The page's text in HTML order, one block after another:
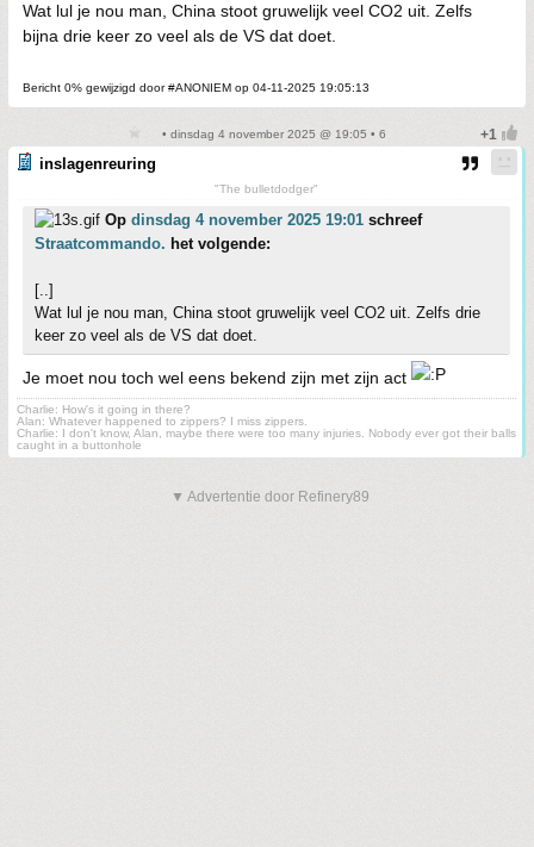
Wat lul je nou man, China stoot gruwelijk veel CO2 uit. Zelfs
bijna drie keer zo veel als de VS dat doet.
Bericht 0% gewijzigd door #ANONIEM op 04-11-2025 19:05:13
• dinsdag 4 november 2025 @ 19:05 • 6
inslagenreuring
"The bulletdodger"
Op dinsdag 4 november 2025 19:01 schreef
Straatcommando. het volgende:
[..]
Wat lul je nou man, China stoot gruwelijk veel CO2 uit. Zelfs drie
keer zo veel als de VS dat doet.
Je moet nou toch wel eens bekend zijn met zijn act
Charlie: How's it going in there?
Alan: Whatever happened to zippers? I miss zippers.
Charlie: I don't know, Alan, maybe there were too many injuries. Nobody ever got their balls
caught in a buttonhole
▼ Advertentie door Refinery89